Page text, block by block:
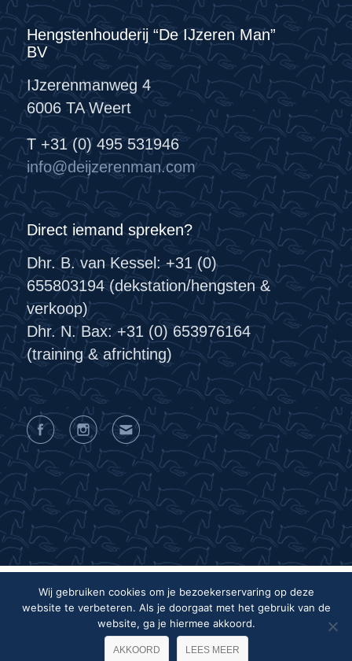
Hengstenhouderij “De IJzeren Man”
BV
IJzerenmanweg 4
6006 TA Weert
T +31 (0) 495 531946
info@deijzerenman.com
Direct iemand spreken?
Dhr. B. van Kessel: +31 (0)
655803194 (dekstation/hengsten &
verkoop)
Dhr. N. Bax: +31 (0) 653976164
(training & africhting)
Privacyverklaring
Algemene voorwaarden
Wij gebruiken cookies om je bezoekerservaring op deze
website te verbeteren. Als je doorgaat met het gebruik van de
website, ga je hiermee akkoord.
AKKOORD LEES MEER